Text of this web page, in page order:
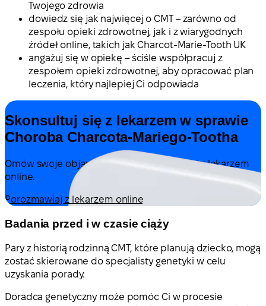
Twojego zdrowia
dowiedz się jak najwięcej o CMT – zarówno od
zespołu opieki zdrowotnej, jak i z wiarygodnych
źródeł online, takich jak Charcot-Marie-Tooth UK
angażuj się w opiekę – ściśle współpracuj z
zespołem opieki zdrowotnej, aby opracować plan
leczenia, który najlepiej Ci odpowiada
Skonsultuj się z lekarzem w sprawie
Choroba Charcota-Mariego-Tootha
Omów swoje objawy i możliwe dalsze kroki z lekarzem
online.
Porozmawiaj z lekarzem online
Badania przed i w czasie ciąży
Pary z historią rodzinną CMT, które planują dziecko, mogą
zostać skierowane do specjalisty genetyki w celu
uzyskania porady.
Doradca genetyczny może pomóc Ci w procesie